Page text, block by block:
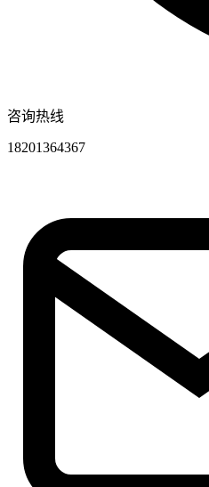
咨询热线
18201364367